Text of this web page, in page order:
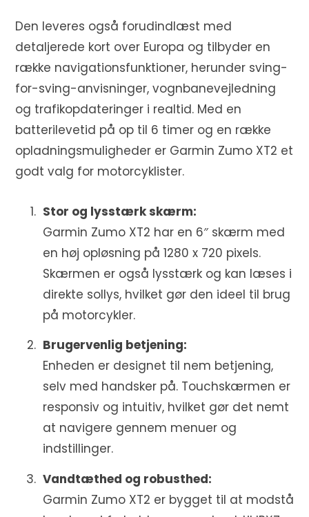
Den leveres også forudindlæst med
detaljerede kort over Europa og tilbyder en
række navigationsfunktioner, herunder sving-
for-sving-anvisninger, vognbanevejledning
og trafikopdateringer i realtid. Med en
batterilevetid på op til 6 timer og en række
opladningsmuligheder er Garmin Zumo XT2 et
godt valg for motorcyklister.
Stor og lysstærk skærm:
Garmin Zumo XT2 har en 6″ skærm med
en høj opløsning på 1280 x 720 pixels.
Skærmen er også lysstærk og kan læses i
direkte sollys, hvilket gør den ideel til brug
på motorcykler.
Brugervenlig betjening:
Enheden er designet til nem betjening,
selv med handsker på. Touchskærmen er
responsiv og intuitiv, hvilket gør det nemt
at navigere gennem menuer og
indstillinger.
Vandtæthed og robusthed:
Garmin Zumo XT2 er bygget til at modstå